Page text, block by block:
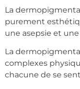
La
purement
une asepsie et
La
complexes
chacune de se